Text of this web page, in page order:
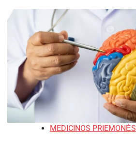
MEDICINOS PRIEMONĖS